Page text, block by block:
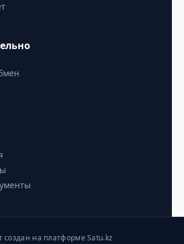
создан на платформе Satu.kz